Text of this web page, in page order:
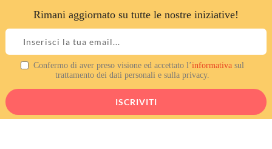
to
content
Rimani aggiornato su tutte le nostre iniziative!
Confermo di aver preso visione ed accettato l’informativa sul
trattamento dei dati personali e sulla privacy.